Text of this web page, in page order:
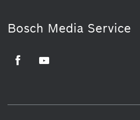
Bosch Media Service